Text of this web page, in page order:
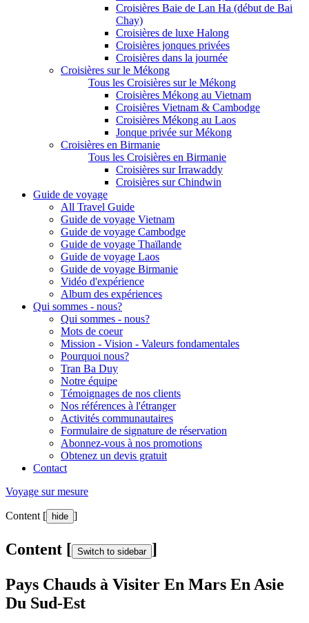
Croisières Baie de Lan Ha (début de Bai
Chay)
Croisières de luxe Halong
Croisières jonques privées
Croisières dans la journée
Croisières sur le Mékong
Tous les Croisières sur le Mékong
Croisières Mékong au Vietnam
Croisières Vietnam & Cambodge
Croisières Mékong au Laos
Jonque privée sur Mékong
Croisières en Birmanie
Tous les Croisières en Birmanie
Croisières sur Irrawaddy
Croisières sur Chindwin
Guide de voyage
All Travel Guide
Guide de voyage Vietnam
Guide de voyage Cambodge
Guide de voyage Thaïlande
Guide de voyage Laos
Guide de voyage Birmanie
Vidéo d'expérience
Album des expériences
Qui sommes - nous?
Qui sommes - nous?
Mots de coeur
Mission - Vision - Valeurs fondamentales
Pourquoi nous?
Tran Ba Duy
Notre équipe
Témoignages de nos clients
Nos références à l'étranger
Activités communautaires
Formulaire de signature de réservation
Abonnez-vous à nos promotions
Obtenez un devis gratuit
Contact
Voyage sur mesure
Content [ hide ]
Content [ Switch to sidebar ]
Pays Chauds à Visiter En Mars En Asie
Du Sud-Est